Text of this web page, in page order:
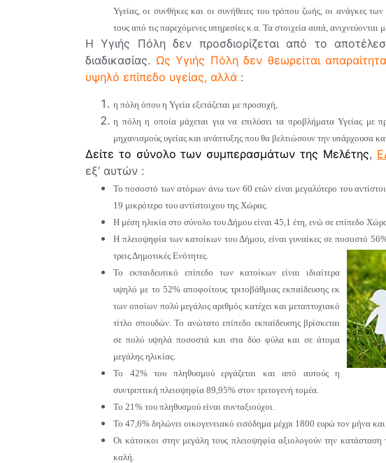
Υγείας, οι συνθήκες και οι συνήθειες του τρόπου ζωής, οι ανάγκες
τους από τις παρεχόμενες υπηρεσίες κ.α. Τα στοιχεία αυτά,
Η Υγιής Πόλη δεν προσδιορίζεται από το
διαδικασίας. Ως Υγιής Πόλη δεν θεωρείται
υψηλό επίπεδο υγείας, αλλά :
η πόλη όπου η Υγεία εξετάζεται με προσοχή,
η πόλη η οποία μάχεται για να επιλύσει τα προβλήματα Υγείας με
μηχανισμούς υγείας και ανάπτυξης που θα βελτιώσουν την υπάρχουσα
Δείτε το σύνολο των συμπερασμάτων της Μελέτης,
εξ’ αυτών :
Το ποσοστό των ατόμων άνω των 60 ετών είναι μεγαλύτερο του
19 μικρότερο του αντίστοιχου της Χώρας.
Η μέση ηλικία στο σύνολο του Δήμου είναι 45,1 έτη, ενώ σε επίπεδο
Η πλειοψηφία των κατοίκων του Δήμου, είναι γυναίκες σε ποσοστό
τρεις Δημοτικές Ενότητες.
Το εκπαιδευτικό επίπεδο των κατοίκων είναι ιδιαίτερα
υψηλό με το 52% αποφοίτους τριτοβάθμιας εκπαίδευσης εκ
των οποίων πολύ μεγάλος αριθμός κατέχει και μεταπτυχιακό
τίτλο σπουδών. Το ανώτατο επίπεδο εκπαίδευσης βρίσκεται
σε πολύ υψηλά ποσοστά και στα δύο φύλα και σε άτομα
μεγάλης ηλικίας.
Το 42% του πληθυσμού εργάζεται και από αυτούς η
συντριπτική πλειοψηφία 89,95% στον τριτογενή τομέα.
Το 21% του πληθυσμού είναι συνταξιούχοι.
Το 47,6% δηλώνει οικογενειακό εισόδημα μέχρι 1800 ευρώ τον μήνα
Οι κάτοικοι στην μεγάλη τους πλειοψηφία αξιολογούν την κατάσταση
καλή.